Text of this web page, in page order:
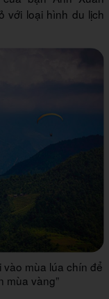
với loại hình du lịch
mùa lúa chín để
mùa vàng”